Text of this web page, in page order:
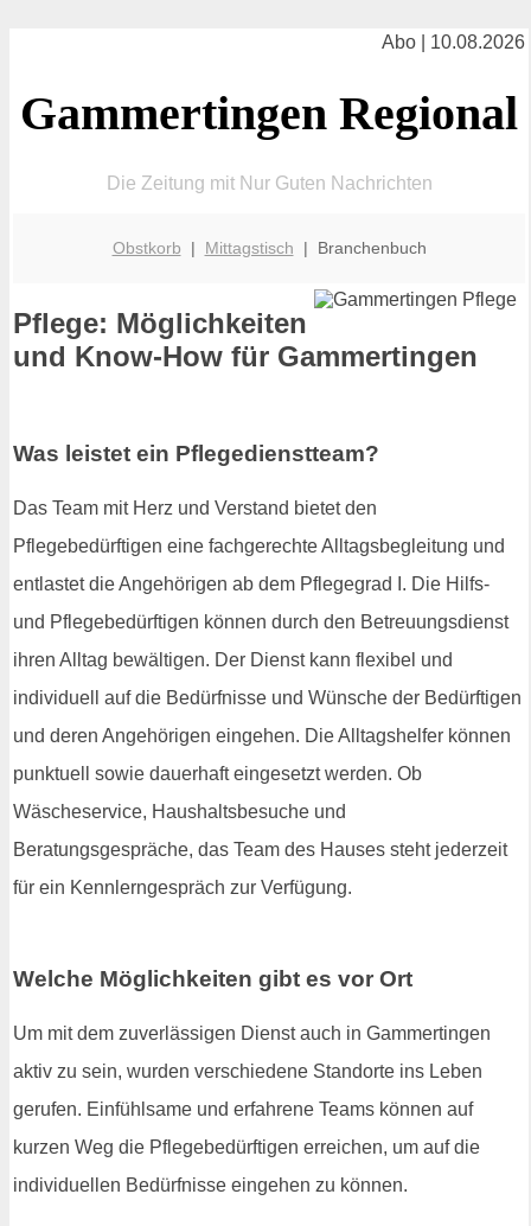
Abo | 10.08.2026
Gammertingen Regional
Die Zeitung mit Nur Guten Nachrichten
Obstkorb | Mittagstisch | Branchenbuch
Pflege: Möglichkeiten
und Know-How für Gammertingen
Was leistet ein Pflegedienstteam?
Das Team mit Herz und Verstand bietet den
Pflegebedürftigen eine fachgerechte Alltagsbegleitung und
entlastet die Angehörigen ab dem Pflegegrad I. Die Hilfs-
und Pflegebedürftigen können durch den Betreuungsdienst
ihren Alltag bewältigen. Der Dienst kann flexibel und
individuell auf die Bedürfnisse und Wünsche der Bedürftigen
und deren Angehörigen eingehen. Die Alltagshelfer können
punktuell sowie dauerhaft eingesetzt werden. Ob
Wäscheservice, Haushaltsbesuche und
Beratungsgespräche, das Team des Hauses steht jederzeit
für ein Kennlerngespräch zur Verfügung.
Welche Möglichkeiten gibt es vor Ort
Um mit dem zuverlässigen Dienst auch in Gammertingen
aktiv zu sein, wurden verschiedene Standorte ins Leben
gerufen. Einfühlsame und erfahrene Teams können auf
kurzen Weg die Pflegebedürftigen erreichen, um auf die
individuellen Bedürfnisse eingehen zu können.